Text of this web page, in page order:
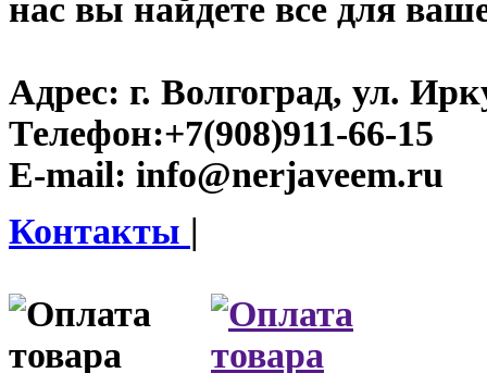
нас вы найдете все для
Адрес: г. Волгоград, ул.
Телефон:+7(908)911-66-15
E-mail: info@nerjaveem.ru
Контакты |